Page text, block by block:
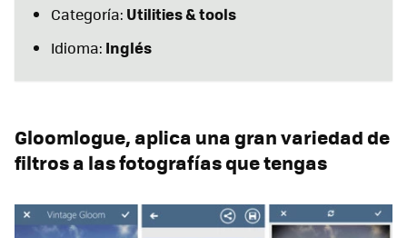
Categoría: Utilities & tools
Idioma: Inglés
Gloomlogue, aplica una gran variedad de
filtros a las fotografías que tengas